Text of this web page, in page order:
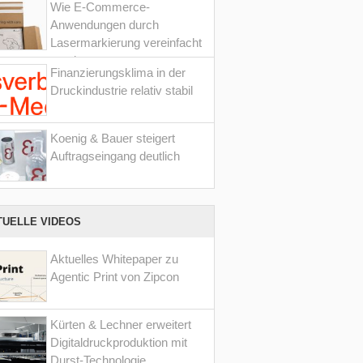
Wie E-Commerce-
Anwendungen durch
Lasermarkierung vereinfacht
werden
Finanzierungsklima in der
Druckindustrie relativ stabil
Koenig & Bauer steigert
Auftragseingang deutlich
VIDEOS
Aktuelles Whitepaper zu
Agentic Print von Zipcon
Kürten & Lechner erweitert
Digitaldruckproduktion mit
Durst-Technologie